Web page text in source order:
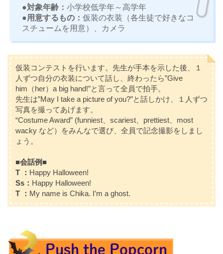
●対象年齢： 小学校低学年～高学年
●用意するもの： 仮装の衣装（各生徒で好きなコ
スチュームを用意）、カメラ
仮装コンテストを行います。先生が手本を示した後、１
人ずつ自分の衣装について話し、終わったら”Give
him（her）a big hand!”と言って全員で拍手。
先生は”May I take a picture of you?”と話しかけ、１人ずつ
写真を撮ってあげます。
“Costume Award” (funniest、scariest、prettiest、most
wacky など）をみんなで選び、全員で記念撮影をしまし
ょう。
■会話例■
T ： Happy Halloween!
Ss： Happy Halloween!
T ： My name is Chika. I’m a ghost.